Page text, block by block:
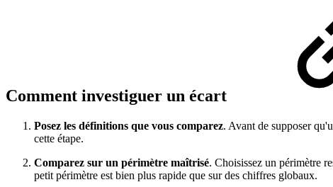
Comment investiguer un écart
Posez les définitions que vous comparez. Avant de supposer
cette étape.
Comparez sur un périmètre maîtrisé. Choisissez un périmètre
petit périmètre est bien plus rapide que sur des chiffres globaux.